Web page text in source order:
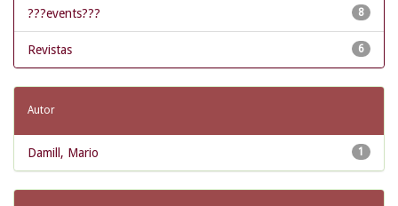
8
???events???
6
Revistas
Autor
1
Damill, Mario